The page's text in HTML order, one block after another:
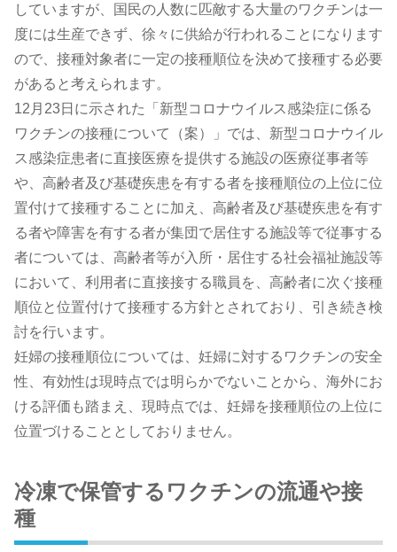
していますが、国民の人数に匹敵する大量のワクチンは一
度には生産できず、徐々に供給が行われることになります
ので、接種対象者に一定の接種順位を決めて接種する必要
があると考えられます。
12月23日に示された「新型コロナウイルス感染症に係る
ワクチンの接種について（案）」では、新型コロナウイル
ス感染症患者に直接医療を提供する施設の医療従事者等
や、高齢者及び基礎疾患を有する者を接種順位の上位に位
置付けて接種することに加え、高齢者及び基礎疾患を有す
る者や障害を有する者が集団で居住する施設等で従事する
者については、高齢者等が入所・居住する社会福祉施設等
において、利用者に直接接する職員を、高齢者に次ぐ接種
順位と位置付けて接種する方針とされており、引き続き検
討を行います。
妊婦の接種順位については、妊婦に対するワクチンの安全
性、有効性は現時点では明らかでないことから、海外にお
ける評価も踏まえ、現時点では、妊婦を接種順位の上位に
位置づけることとしておりません。
冷凍で保管するワクチンの流通や接
種